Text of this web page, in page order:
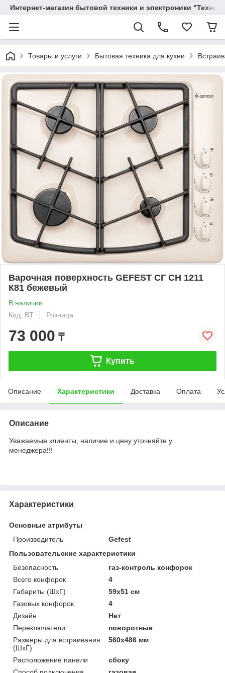
Интернет-магазин бытовой техники и электроники
Товары и услуги Бытовая техника для кухни
Варочная поверхность GEFEST СГ СН 1211
К81 бежевый
В наличии
Код: BT
Розница
73 000 ₸
Купить
Описание Характеристики Доставка Оплата
Описание
Уважаемые клиенты, наличие и цену уточняйте у
менеджера!!!
Характеристики
Основные атрибуты
Производитель
Gefest
Пользовательские характеристики
Безопасность
газ-контроль конфорок
Всего конфорок
4
Габариты (ШхГ)
59х51 см
Газовых конфорок
4
Дизайн
Нет
Переключатели
поворотные
Размеры для встраивания
(ШхГ)
560x486 мм
Расположение панели
сбоку